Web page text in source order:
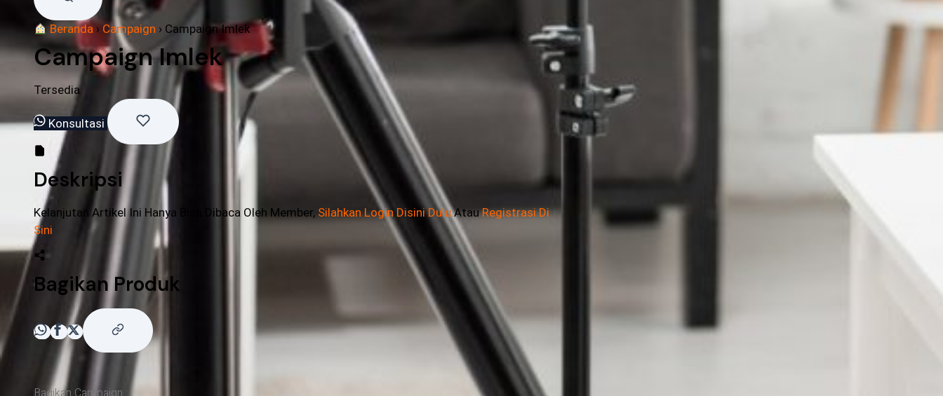
Beranda › Campaign › Campaign Imlek
Campaign Imlek
Tersedia
Konsultasi
Deskripsi
Kelanjutan Artikel Ini Hanya Bisa Dibaca Oleh Member, Silahkan Login Disini DuluAtauRegistrasi Di
Sini
Bagikan Produk